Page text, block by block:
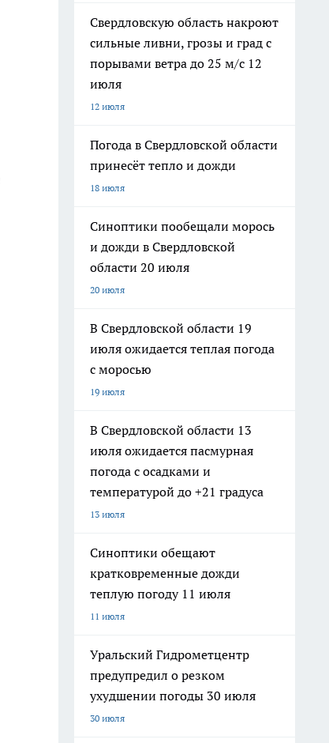
Свердловскую область накроют
сильные ливни, грозы и град с
порывами ветра до 25 м/с 12
июля
12 июля
Погода в Свердловской области
принесёт тепло и дожди
18 июля
Синоптики пообещали морось
и дожди в Свердловской
области 20 июля
20 июля
В Свердловской области 19
июля ожидается теплая погода
с моросью
19 июля
В Свердловской области 13
июля ожидается пасмурная
погода с осадками и
температурой до +21 градуса
13 июля
Синоптики обещают
кратковременные дожди
теплую погоду 11 июля
11 июля
Уральский Гидрометцентр
предупредил о резком
ухудшении погоды 30 июля
30 июля